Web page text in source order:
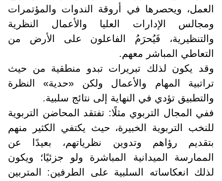
العمل، ويحصرها في أروقة الندوات والمؤتمرات
ومجالس الإدارات العليا والأعمال النظرية
والتنظيرية، فَيُحرَمُ الفاعلون على الأرض من
التعاطي المباشر معهم.
وقد يكون لذلك تبريرات تبدو منطقية من حيث
تراتبية المهام والأعمال ولكن «حدية» النظرة
والتطبيق تؤدي في النهاية إلى نتائج سلبية.
ففي المجال التربوي مثلًا: تفتقد المحاضن التربوية
للنخب التربوية الخبيرة، حيث يكتفي الكثير منهم
بتقديم رؤاهم وتدوين نظرياتهم، بعيدًا عن
الممارسة الميدانية المباشرة ولو جزئيًا؛ ويكون
لذلك انعكاساته السلبية على الطرفين: المتربين